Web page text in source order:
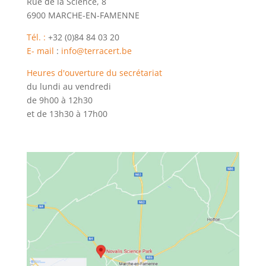
6900 MARCHE-EN-FAMENNE
Tél. : +32 (0)84 84 03 20
E- mail : info@terracert.be
Heures d'ouverture du secrétariat
du lundi au vendredi
de 9h00 à 12h30
et de 13h30 à 17h00